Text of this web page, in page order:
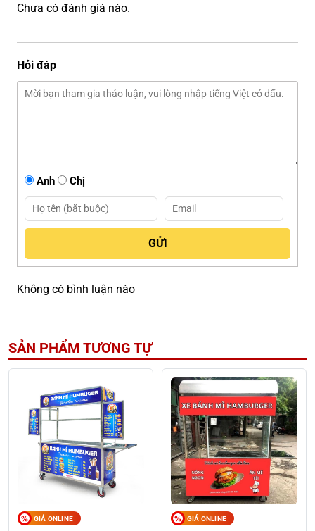
Chưa có đánh giá nào.
Hỏi đáp
Anh Chị
Không có bình luận nào
SẢN PHẨM TƯƠNG TỰ
GIÁ ONLINE GIÁ ONLINE